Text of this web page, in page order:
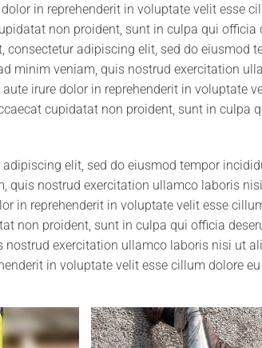
in reprehenderit in voluptate velit esse
non proident, sunt in culpa qui
consectetur adipiscing elit, sed do eiusmod
minim veniam, quis nostrud exercitation
irure dolor in reprehenderit in voluptate
cupidatat non proident, sunt in culpa
elit, sed do eiusmod tempor
quis nostrud exercitation ullamco laboris
in reprehenderit in voluptate velit esse
non proident, sunt in culpa qui officia
exercitation ullamco laboris nisi ut
in voluptate velit esse cillum dolore